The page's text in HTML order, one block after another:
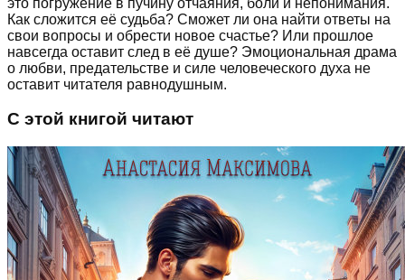
Как сложится её судьба? Сможет ли она найти ответы на
свои вопросы и обрести новое счастье? Или прошлое
навсегда оставит след в её душе? Эмоциональная драма
о любви, предательстве и силе человеческого духа не
оставит читателя равнодушным.
С этой книгой читают